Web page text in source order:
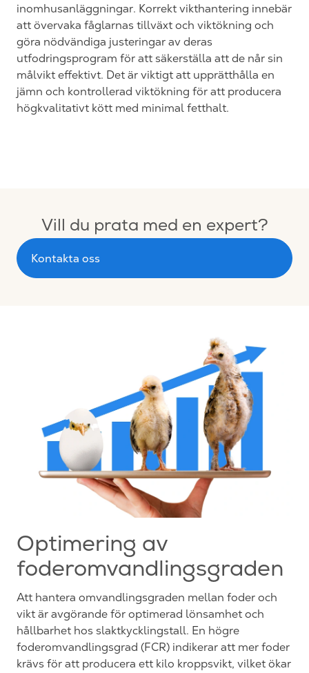
inomhusanläggningar. Korrekt vikthantering innebär
att övervaka fåglarnas tillväxt och viktökning och
göra nödvändiga justeringar av deras
utfodringsprogram för att säkerställa att de når sin
målvikt effektivt. Det är viktigt att upprätthålla en
jämn och kontrollerad viktökning för att producera
högkvalitativt kött med minimal fetthalt.
Vill du prata med en expert?
Kontakta oss
Optimering av
foderomvandlingsgraden
Att hantera omvandlingsgraden mellan foder och
vikt är avgörande för optimerad lönsamhet och
hållbarhet hos slaktkycklingstall. En högre
foderomvandlingsgrad (FCR) indikerar att mer foder
krävs för att producera ett kilo kroppsvikt, vilket ökar